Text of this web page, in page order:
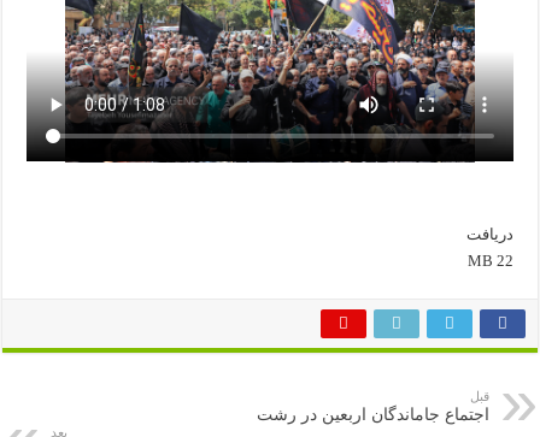
دریافت
22 MB
قبل
اجتماع جاماندگان اربعین در رشت
بعد